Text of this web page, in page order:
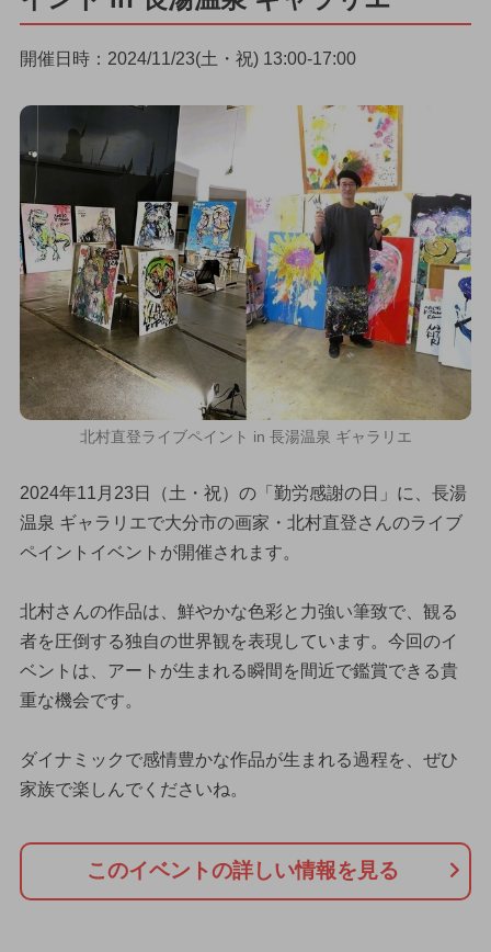
開催日時：2024/11/23(土・祝) 13:00-17:00
北村直登ライブペイント in 長湯温泉 ギャラリエ
2024年11月23日（土・祝）の「勤労感謝の日」に、長湯
温泉 ギャラリエで大分市の画家・北村直登さんのライブ
ペイントイベントが開催されます。
北村さんの作品は、鮮やかな色彩と力強い筆致で、観る
者を圧倒する独自の世界観を表現しています。今回のイ
ベントは、アートが生まれる瞬間を間近で鑑賞できる貴
重な機会です。
ダイナミックで感情豊かな作品が生まれる過程を、ぜひ
家族で楽しんでくださいね。
このイベントの詳しい情報を見る